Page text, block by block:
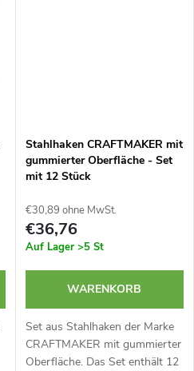
Stahlhaken CRAFTMAKER mit
gummierter Oberfläche - Set
mit 12 Stück
€30,89 ohne MwSt.
€36,76
Auf Lager >5 St
WARENKORB
Set aus Stahlhaken der Marke
CRAFTMAKER mit gummierter
Oberfläche. Das Set enthält 12